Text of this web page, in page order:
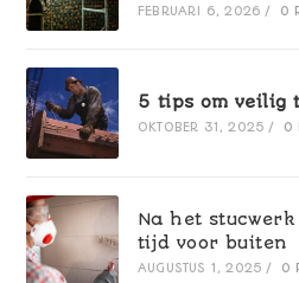
FEBRUARI 6, 2026 / 0
5 tips om veilig
OKTOBER 31, 2025 / 0
Na het
tijd voor buiten
AUGUSTUS 1, 2025 / 0